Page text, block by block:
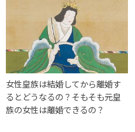
女性皇族は結婚してから離婚す
るとどうなるの？そもそも元皇
族の女性は離婚できるの？